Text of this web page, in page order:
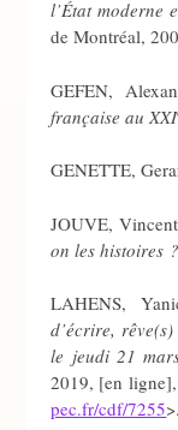
l’État moderne
de Montréal,
GEFEN,
française au XXI
GENETTE,
JOUVE,
on les histoires
LAHENS,
d’écrire,
le jeudi 21
2019, [en
pec.fr/cdf/7255>.